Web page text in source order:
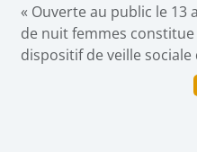
​« Ouverte au public le 13
de nuit femmes
dispositif de veille sociale